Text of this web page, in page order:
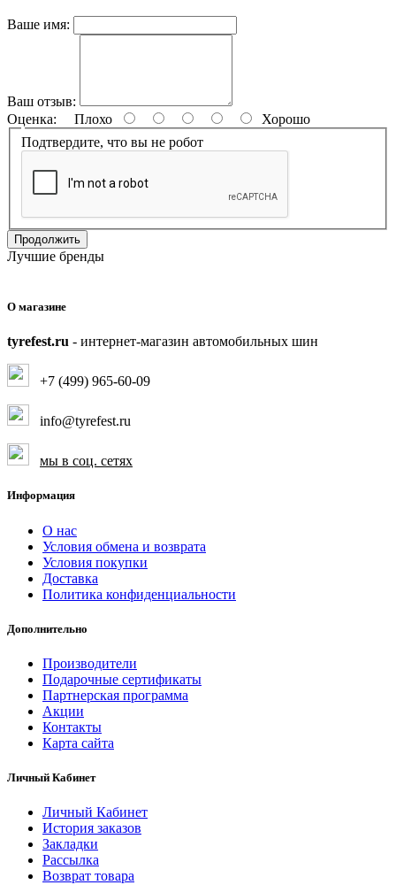
Ваше имя:
Ваш отзыв:
Оценка: Плохо
Хорошо
Подтвердите, что вы не робот
Продолжить
Лучшие бренды
О магазине
tyrefest.ru - интернет-магазин автомобильных шин
+7 (499) 965-60-09
info@tyrefest.ru
мы в соц. сетях
Информация
О нас
Условия обмена и возврата
Условия покупки
Доставка
Политика конфиденциальности
Дополнительно
Производители
Подарочные сертификаты
Партнерская программа
Акции
Контакты
Карта сайта
Личный Кабинет
Личный Кабинет
История заказов
Закладки
Рассылка
Возврат товара